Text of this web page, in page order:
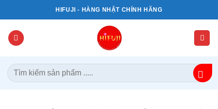
qua
dung
HIFUJI - HÀNG NHẬT CHÍNH HÃNG
Tìm
kiếm: